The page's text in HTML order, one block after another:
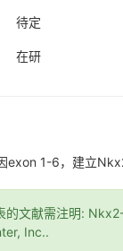
待定
在研
exon 1-6，建立
的文献需注明:
Inc..